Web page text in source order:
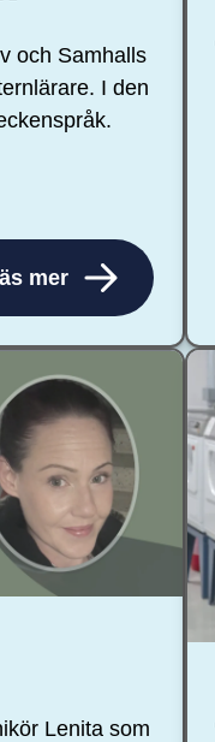
och Samhalls
I den
mer
Lenita som